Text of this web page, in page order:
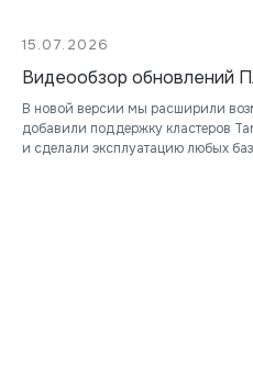
15.07.2026
Видеообзор обновлений
В новой версии мы расширили
добавили поддержку кластеров
и сделали эксплуатацию любых